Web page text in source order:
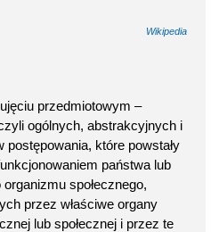
Wikipedia
przedmiotowym –
ogólnych, abstrakcyjnych i
które powstały
państwa lub
społecznego,
przez właściwe organy
lub społecznej i przez te